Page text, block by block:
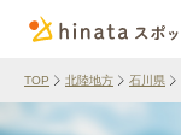
TOP 北陸地方 石川県